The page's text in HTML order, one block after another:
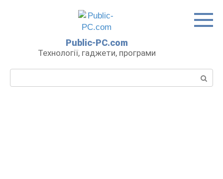
Public-PC.com
Технології, гаджети, програми